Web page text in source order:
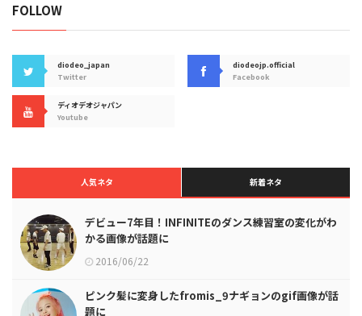
FOLLOW
diodeo_japan
Twitter
diodeojp.official
Facebook
ディオデオジャパン
Youtube
人気ネタ 新着ネタ
デビュー7年目！INFINITEのダンス練習室の変化がわ
かる画像が話題に
2016/06/22
ピンク髪に変身したfromis_9ナギョンのgif画像が話
題に